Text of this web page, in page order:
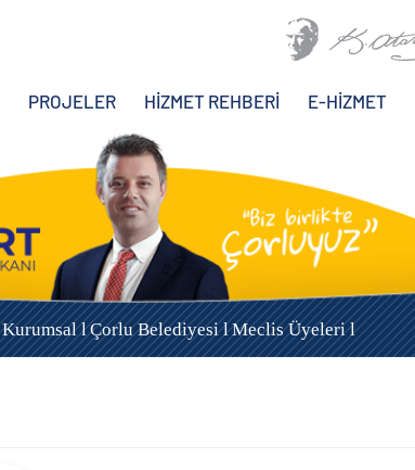
PROJELER HİZMET REHBERİ E-HİZMET
Kurumsal lÇorlu Belediyesi lMeclis Üyeleri l